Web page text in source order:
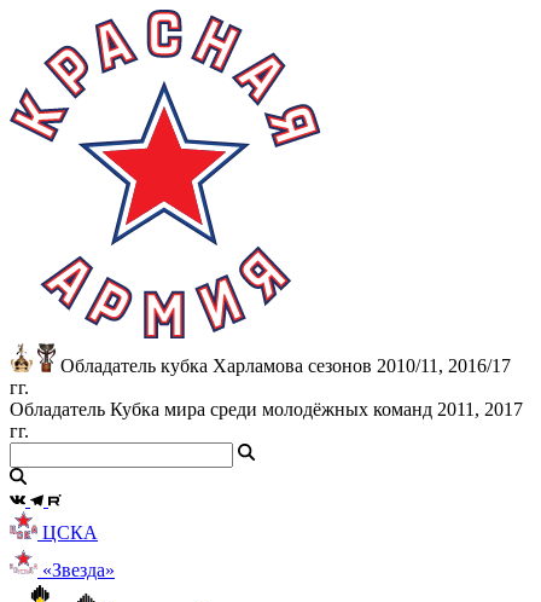
Обладатель кубка Харламова сезонов 2010/11, 2016/17
гг.
Обладатель Кубка мира среди молодёжных команд 2011, 2017
гг.
ЦСКА
«Звезда»